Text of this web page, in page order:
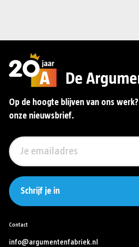
Op de hoogte blijven van ons
onze nieuwsbrief.
Schrijf je in
Contact
info@argumentenfabriek.nl